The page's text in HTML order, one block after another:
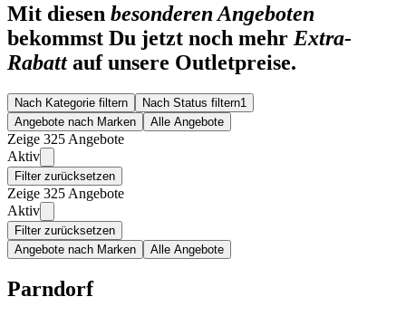
Mit diesen besonderen Angeboten
bekommst Du jetzt noch mehr Extra-
Rabattauf unsere Outletpreise.
Nach Kategorie filtern Nach Status filtern1
Angebote nach Marken
Alle Angebote
Zeige 325 Angebote
Aktiv
Filter zurücksetzen
Zeige 325 Angebote
Aktiv
Filter zurücksetzen
Angebote nach Marken
Alle Angebote
Parndorf